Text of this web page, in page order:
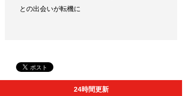
との出会いが転機に
24時間更新